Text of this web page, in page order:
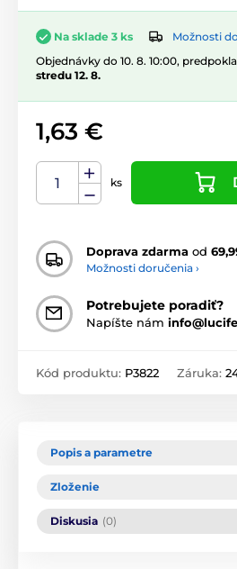
Na sklade 3 ks
Možnosti
Objednávky do 10. 8. 10:00,
stredu 12. 8.
1,63 €
ks
Doprava zdarma od
Možnosti doručenia ›
Potrebujete poradiť?
Napíšte nám
Kód produktu: P3822 Záruka:
Popis a parametre
Zloženie
Diskusia (0)